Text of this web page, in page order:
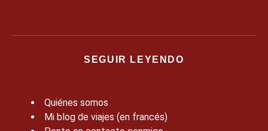
SEGUIR LEYENDO
Quiénes somos
Mi blog de viajes (en francés)